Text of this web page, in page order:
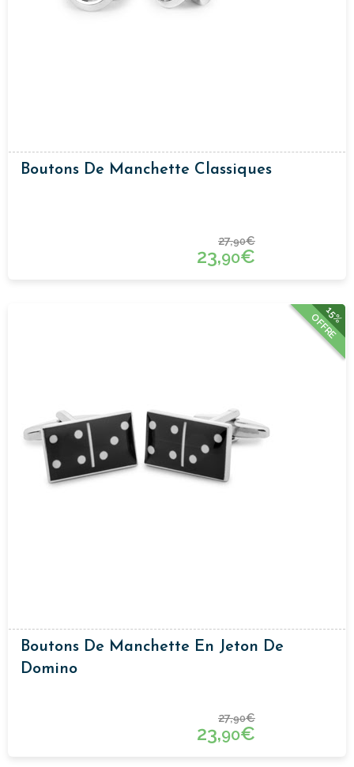
Boutons De Manchette Classiques
27,90€
23,90€
15%
OFFRE
Boutons De Manchette En Jeton De
Domino
27,90€
23,90€